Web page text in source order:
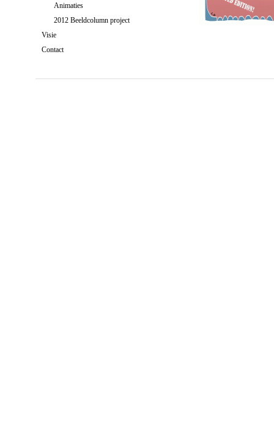
Animaties
2012 Beeldcolumn project
Visie
Contact